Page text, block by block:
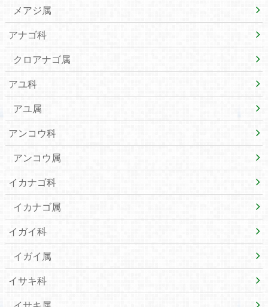
メアジ属
アナゴ科
クロアナゴ属
アユ科
アユ属
アンコウ科
アンコウ属
イカナゴ科
イカナゴ属
イガイ科
イガイ属
イサキ科